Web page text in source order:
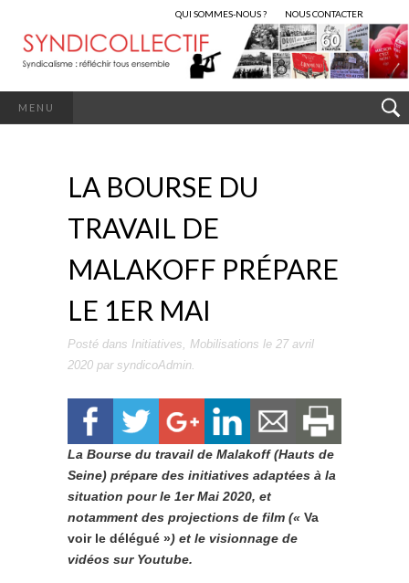
QUI SOMMES-NOUS ? NOUS CONTACTER
MENU
LA BOURSE DU
TRAVAIL DE
MALAKOFF PRÉPARE
LE 1ER MAI
Posté dans Initiatives, Mobilisations le 27 avril
2020 par syndicoAdmin.
La Bourse du travail de Malakoff (Hauts de
Seine) prépare des initiatives adaptées à la
situation pour le 1er Mai 2020, et
notamment des projections de film (« Va
voir le délégué ») et le visionnage de
vidéos sur Youtube.